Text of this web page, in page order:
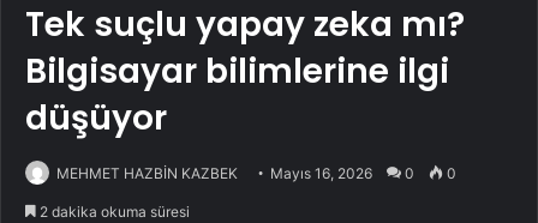
Tek suçlu yapay zeka mı?
Bilgisayar bilimlerine ilgi
düşüyor
MEHMET HAZBİN KAZBEK Mayıs 16, 2026 0 0
2 dakika okuma süresi